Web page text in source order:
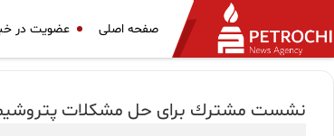
صفحه اصلی عضویت در
نشست مشترك برای حل مشكلات پتروشیمی